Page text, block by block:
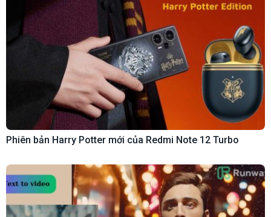
Phiên bản Harry Potter mới của Redmi Note 12 Turbo